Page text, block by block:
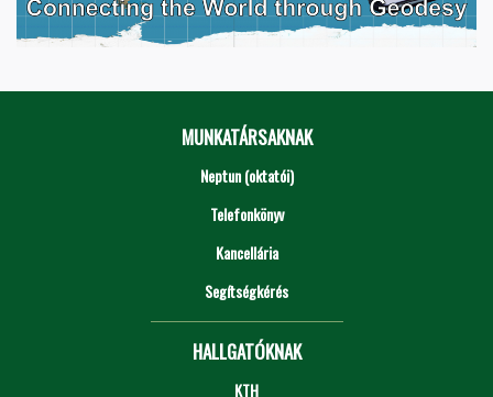
MUNKATÁRSAKNAK
Neptun (oktatói)
Telefonkönyv
Kancellária
Segítségkérés
HALLGATÓKNAK
KTH